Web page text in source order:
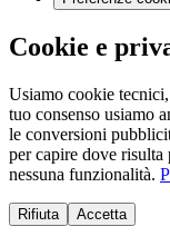
Cookie e
Usiamo cookie
tuo consenso usiamo
le conversioni
per capire dove risulta
nessuna funzionalità.
Rifiuta Accetta